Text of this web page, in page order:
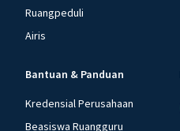
Ruangpeduli
Airis
Bantuan & Panduan
Kredensial Perusahaan
Beasiswa Ruangguru